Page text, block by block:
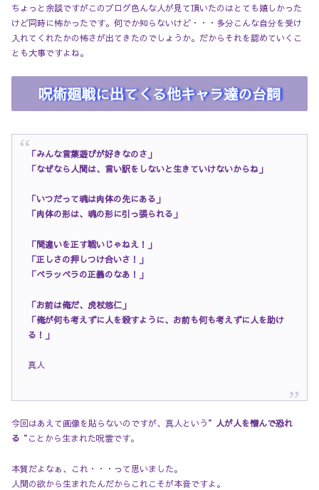
ちょっと余談ですがこのブログ色んな人が見て頂いたのはとても嬉しかった
けど同時に怖かったです。何でか知らないけど・・・多分こんな自分を受け
入れてくれたかの怖さが出てきたのでしょうか。だからそれを認めていくこ
とも大事ですよね。
呪術廻戦に出てくる他キャラ達の台詞
「みんな言葉遊びが好きなのさ」
「なぜなら人間は、言い訳をしないと生きていけないからね」
「いつだって魂は肉体の先にある」
「肉体の形は、魂の形に引っ張られる」
「間違いを正す戦いじゃねえ！」
「正しさの押しつけ合いさ！」
「ペラッペラの正義のなあ！」
「お前は俺だ、虎杖悠仁」
「俺が何も考えずに人を殺すように、お前も何も考えずに人を助け
る！」
真人
今回はあえて画像を貼らないのですが、真人という” 人が人を憎んで恐れ
る “ことから生まれた呪霊です。
本質だよなぁ、これ・・・って思いました。
人間の欲から生まれたんだからこれこそが本音ですよ。